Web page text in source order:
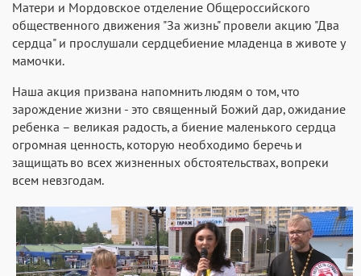
Матери и Мордовское отделение Общероссийского
общественного движения "За жизнь" провели акцию "Два
сердца" и прослушали сердцебиение младенца в животе у
мамочки.
Наша акция призвана напомнить людям о том, что
зарождение жизни - это священный Божий дар, ожидание
ребенка – великая радость, а биение маленького сердца
огромная ценность, которую необходимо беречь и
защищать во всех жизненных обстоятельствах, вопреки
всем невзгодам.